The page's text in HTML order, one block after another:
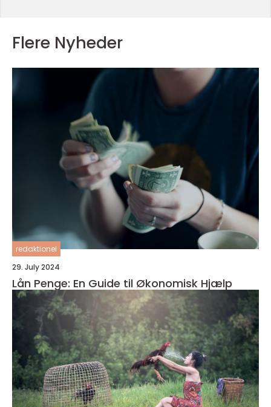
Flere Nyheder
redaktionel
29. July 2024
Lån Penge: En Guide til Økonomisk Hjælp